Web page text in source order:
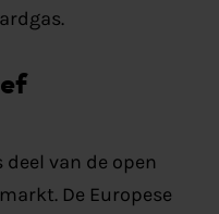
van de open
De Europese